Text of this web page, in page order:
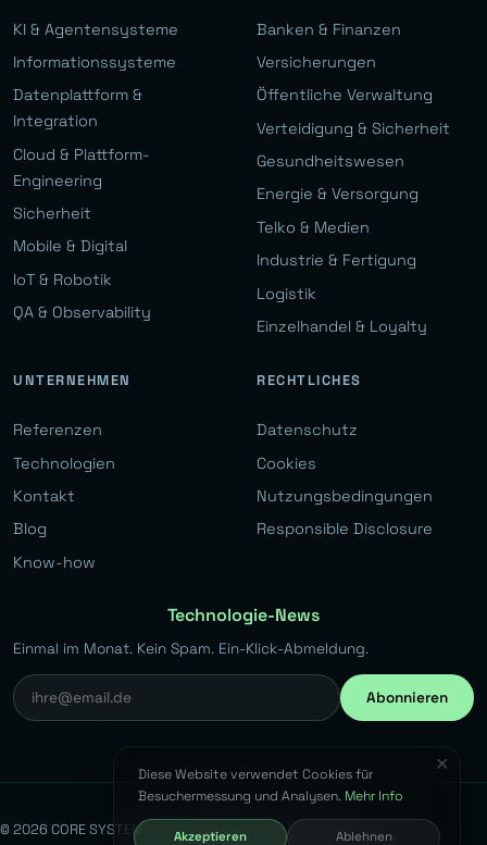
KI & Agentensysteme
Informationssysteme
Datenplattform &
Integration
Cloud & Plattform-
Engineering
Sicherheit
Mobile & Digital
IoT & Robotik
QA & Observability
Banken & Finanzen
Versicherungen
Öffentliche Verwaltung
Verteidigung & Sicherheit
Gesundheitswesen
Energie & Versorgung
Telko & Medien
Industrie & Fertigung
Logistik
Einzelhandel & Loyalty
UNTERNEHMEN
Referenzen
Technologien
Kontakt
Blog
Know-how
RECHTLICHES
Datenschutz
Cookies
Nutzungsbedingungen
Responsible Disclosure
Technologie-News
Einmal im Monat. Kein Spam. Ein-Klick-Abmeldung.
Abonnieren
© 2026 CORE SYSTEMS s.r.o. Alle Rechte vorbehalten.
✕
Diese Website verwendet Cookies für
Besuchermessung und Analysen. Mehr Info
Akzeptieren Ablehnen